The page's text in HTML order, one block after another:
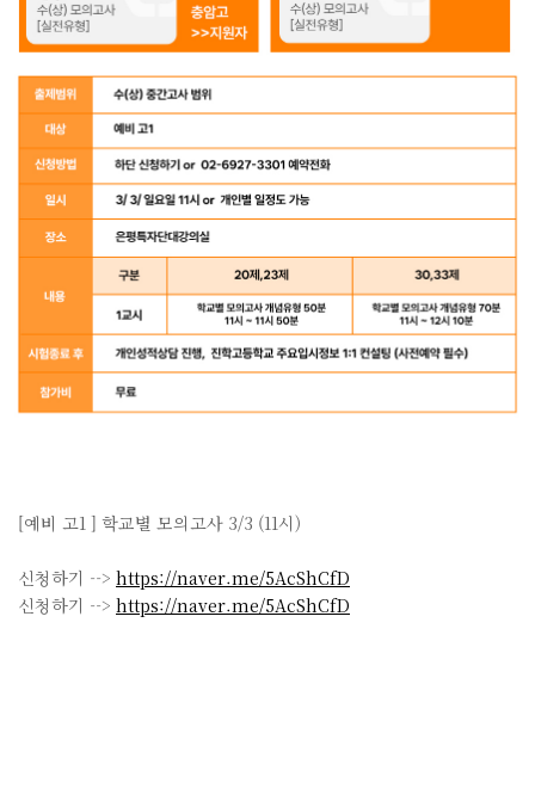
[예비 고1 ] 학교별 모의고사 3/3 (11시)
신청하기 --> https://naver.me/5AcShCfD
신청하기 --> https://naver.me/5AcShCfD